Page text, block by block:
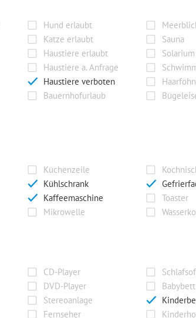
Hund erlaubt
Katze erlaubt
Sauna
Haustiere erlaubt
Solarium
Haustiere a. Anfrage
Haustiere verboten
Haarföhn
Bauernhofurlaub
Küchenzeile
Kühlschrank
Kaffeemaschine
Toaster
Mikrowelle
CD-Player
DVD-Player
Babybett
Stereoanlage
Fernseher